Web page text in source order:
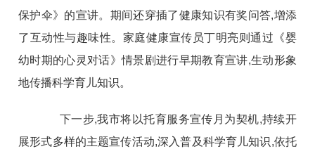
保护伞》的宣讲。期间还穿插了健康知识有奖问答,增添
了互动性与趣味性。家庭健康宣传员丁明亮则通过《婴
幼时期的心灵对话》情景剧进行早期教育宣讲,生动形象
地传播科学育儿知识。
下一步,我市将以托育服务宣传月为契机,持续开
展形式多样的主题宣传活动,深入普及科学育儿知识,依托